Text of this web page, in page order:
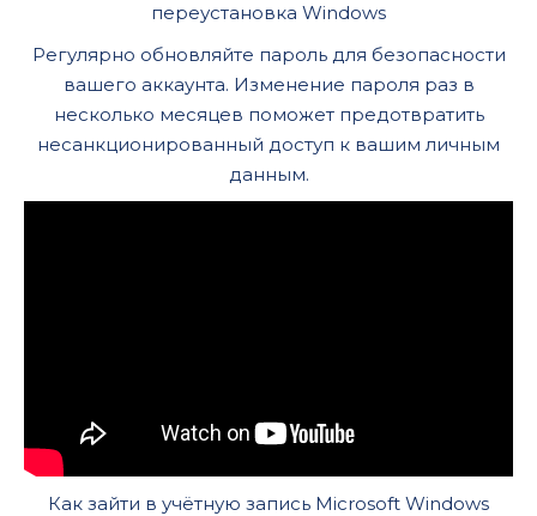
переустановка Windows
Регулярно обновляйте пароль для безопасности
вашего аккаунта. Изменение пароля раз в
несколько месяцев поможет предотвратить
несанкционированный доступ к вашим личным
данным.
Как зайти в учётную запись Microsoft Windows